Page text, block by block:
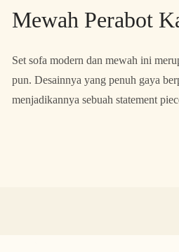
Mewah Perabot
Set sofa modern dan mewah ini
pun. Desainnya yang penuh gaya
menjadikannya sebuah statement